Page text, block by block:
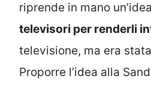
riprende in mano
televisori per renderli
televisione, ma era
Proporre l’idea alla